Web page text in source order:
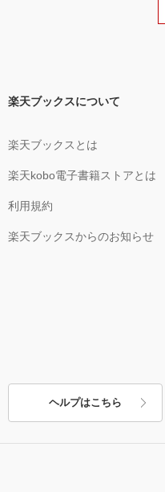
楽天ブックスについて
楽天ブックスとは
楽天kobo電子書籍ストアとは
利用規約
楽天ブックスからのお知らせ
ヘルプはこちら